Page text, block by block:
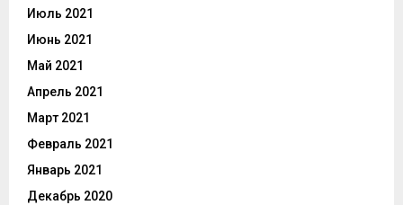
Июль 2021
Июнь 2021
Май 2021
Апрель 2021
Март 2021
Февраль 2021
Январь 2021
Декабрь 2020